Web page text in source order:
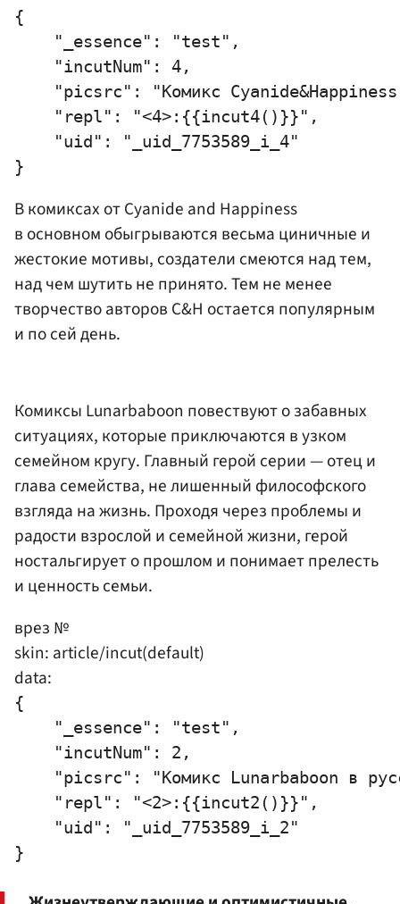
{
    "_essence": "test",
    "incutNum": 4,
"picsrc": "Комикс
    "repl": "<4>:{{incut4()}}",
    "uid": "_uid_7753589_i_4"
В комиксах от Cyanide and Happiness
в основном обыгрываются весьма циничные и
жестокие мотивы, создатели смеются над тем,
над чем шутить не принято. Тем не менее
творчество авторов C&H остается популярным
и по сей день.
Комиксы Lunarbaboon повествуют о забавных
ситуациях, которые приключаются в узком
семейном кругу. Главный герой серии — отец и
глава семейства, не лишенный философского
взгляда на жизнь. Проходя через проблемы и
радости взрослой и семейной жизни, герой
ностальгирует о прошлом и понимает прелесть
и ценность семьи.
врез №
skin: article/incut(default)
data:
{
    "_essence": "test",
    "incutNum": 2,
"picsrc": "Комикс Lunarbaboon в
    "repl": "<2>:{{incut2()}}",
    "uid": "_uid_7753589_i_2"